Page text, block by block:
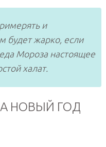
и
будет жарко, если
Мороза настоящее
халат.
НОВЫЙ ГОД